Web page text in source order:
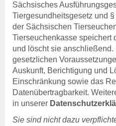
Sächsisches
Tiergesundheitsgesetz und
der Sächsischen
Tierseuchenkasse speichert
und löscht sie
gesetzlichen
Auskunft, Berichtigung und
Einschränkung sowie das
Datenübertragbarkeit.
in unserer Datenschutz
Sie sind nicht dazu